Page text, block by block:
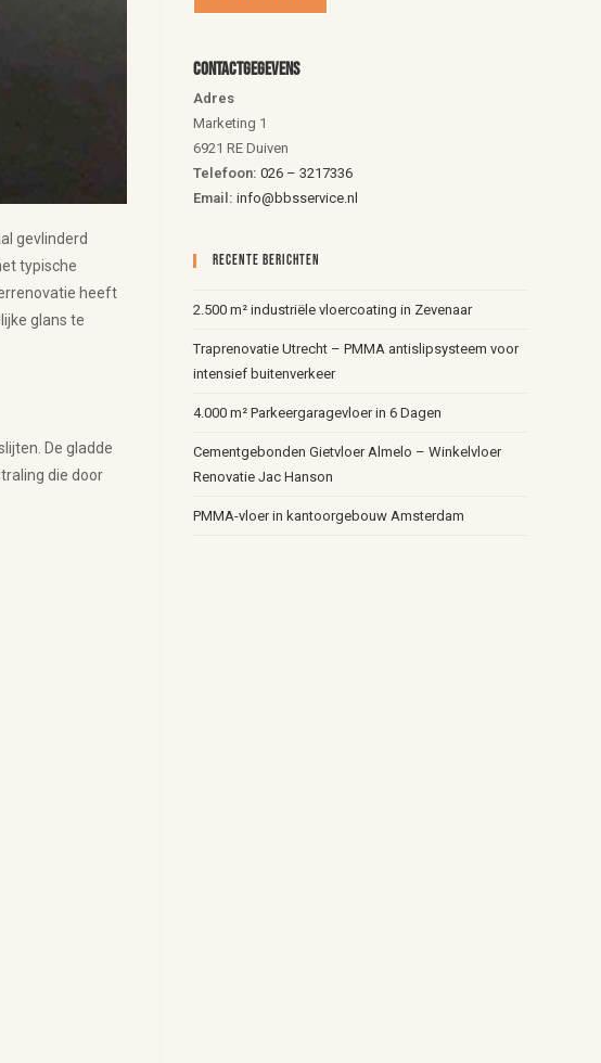
gevlinderd
typische
heeft
glans te
De gladde
die door
Contactgegevens
Adres
Marketing 1
6921 RE Duiven
Telefoon:026 – 3217336
Email: info@bbsservice.nl
Recente Berichten
2.500 m² industriële vloercoating in Zevenaar
Traprenovatie Utrecht – PMMA antislipsysteem voor
intensief buitenverkeer
4.000 m² Parkeergaragevloer in 6 Dagen
Cementgebonden Gietvloer Almelo – Winkelvloer
Renovatie Jac Hanson
PMMA-vloer in kantoorgebouw Amsterdam